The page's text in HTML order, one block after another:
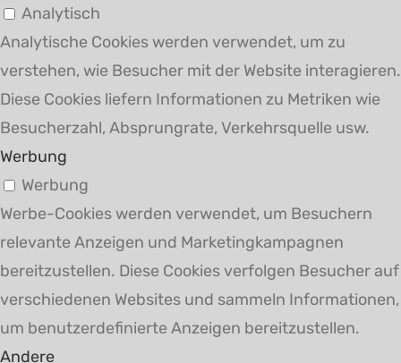
Analytisch
Analytische Cookies werden verwendet, um zu
verstehen, wie Besucher mit der Website interagieren.
Diese Cookies liefern Informationen zu Metriken wie
Besucherzahl, Absprungrate, Verkehrsquelle usw.
Werbung
Werbung
Werbe-Cookies werden verwendet, um Besuchern
relevante Anzeigen und Marketingkampagnen
bereitzustellen. Diese Cookies verfolgen Besucher auf
verschiedenen Websites und sammeln Informationen,
um benutzerdefinierte Anzeigen bereitzustellen.
Andere